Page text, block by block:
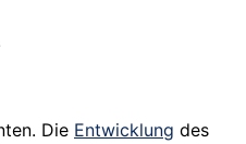
Die Entwicklung des